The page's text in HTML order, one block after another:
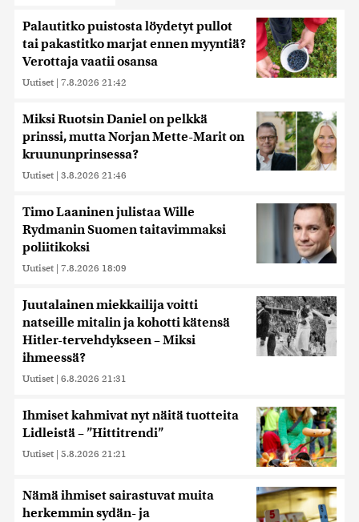
Palautitko puistosta löydetyt pullot
tai pakastitko marjat ennen myyntiä?
Verottaja vaatii osansa
Uutiset | 7.8.2026 21:42
Miksi Ruotsin Daniel on pelkkä
prinssi, mutta Norjan Mette-Marit on
kruununprinsessa?
Uutiset | 3.8.2026 21:46
Timo Laaninen julistaa Wille
Rydmanin Suomen taitavimmaksi
poliitikoksi
Uutiset | 7.8.2026 18:09
Juutalainen miekkailija voitti
natseille mitalin ja kohotti kätensä
Hitler-tervehdykseen – Miksi
ihmeessä?
Uutiset | 6.8.2026 21:31
Ihmiset kahmivat nyt näitä tuotteita
Lidleistä – ”Hittitrendi”
Uutiset | 5.8.2026 21:21
Nämä ihmiset sairastuvat muita
herkemmin sydän- ja